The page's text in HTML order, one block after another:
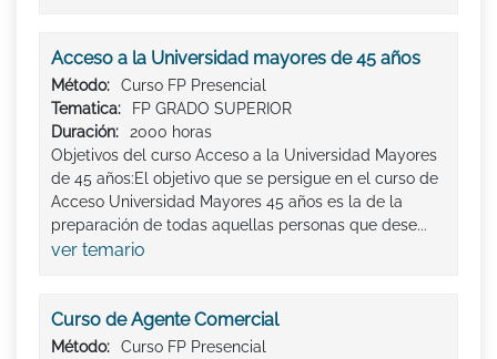
Acceso a la Universidad mayores de 45 años
Método:
Curso FP Presencial
Tematica:
FP GRADO SUPERIOR
Duración:
2000 horas
Objetivos del curso Acceso a la Universidad Mayores
de 45 años:El objetivo que se persigue en el curso de
Acceso Universidad Mayores 45 años es la de la
preparación de todas aquellas personas que dese...
ver temario
Curso de Agente Comercial
Método:
Curso FP Presencial